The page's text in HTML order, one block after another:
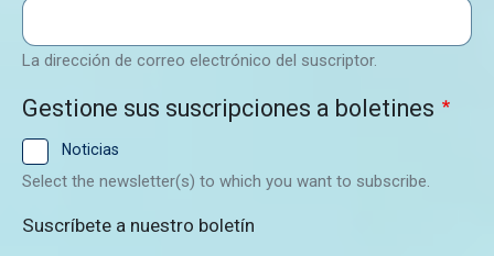
La dirección de correo electrónico del suscriptor.
Gestione sus suscripciones a boletines
Noticias
Select the newsletter(s) to which you want to subscribe.
Suscríbete a nuestro boletín